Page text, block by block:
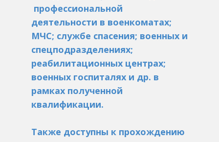
профессиональной
деятельности в военкоматах;
МЧС; службе спасения; военных и
спецподразделениях;
реабилитационных центрах;
военных госпиталях и др. в
рамках полученной
квалификации.
Также доступны к прохождению